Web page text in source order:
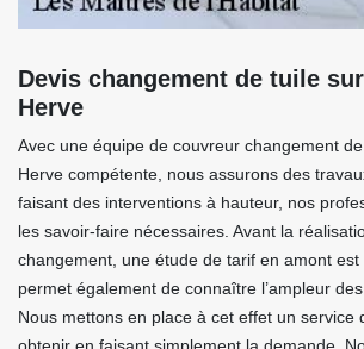
Devis changement de tuile
Herve
Avec une équipe de couvreur changement
Herve compétente, nous assurons des
faisant des interventions à hauteur, nos
les savoir-faire nécessaires. Avant la
changement, une étude de tarif en amont
permet également de connaître l’ampleur
Nous mettons en place à cet effet un service